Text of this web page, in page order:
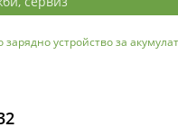
устройство за